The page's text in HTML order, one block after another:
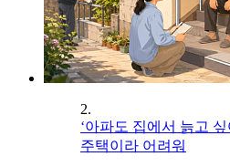
2.
‘아파도 집에서 늙고
주택이라 어려워